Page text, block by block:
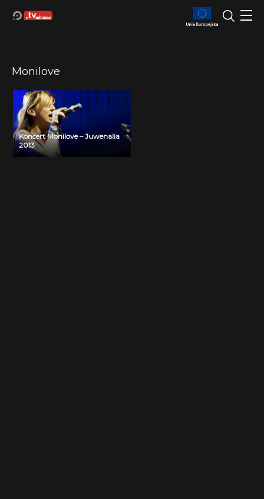
Monilove
Koncert Monilove – Juwenalia
2013